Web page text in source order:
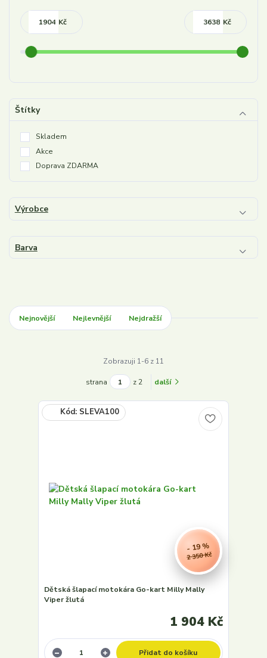
Kč Kč
Štítky
Skladem
Akce
Doprava ZDARMA
Výrobce
Barva
Nejnovější Nejlevnější Nejdražší
Zobrazuji 1-6 z 11
strana z 2 další
2 350 Kč
- 19 %
Dětská šlapací motokára Go-kart Milly Mally
Viper žlutá
1 904 Kč
Přidat do košíku